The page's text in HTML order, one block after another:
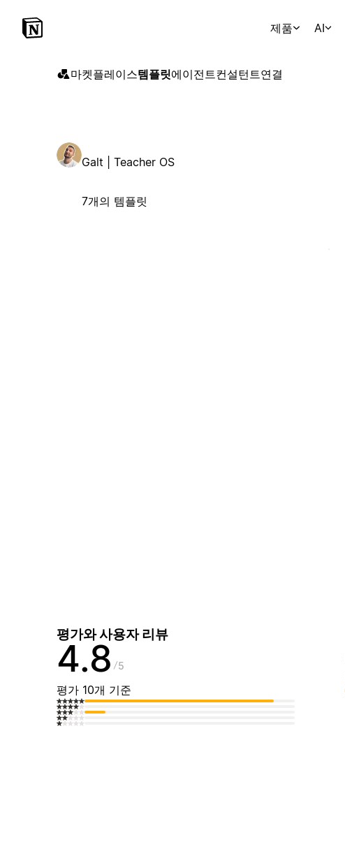
제품 AI
마켓플레이스템플릿에이전트컨설턴트연결
Galt | Teacher OS
7개의 템플릿
평가와 사용자 리뷰
4.8 5
평가 10개 기준